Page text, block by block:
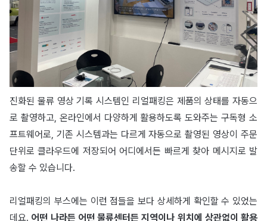
진화된 물류 영상 기록 시스템인 리얼패킹은 제품의 상태를 자동으
로 촬영하고, 온라인에서 다양하게 활용하도록 도와주는 구독형 소
프트웨어로, 기존 시스템과는 다르게 자동으로 촬영된 영상이 주문
단위로 클라우드에 저장되어 어디에서든 빠르게 찾아 메시지로 발
송할 수 있습니다.
리얼패킹의 부스에는 이런 점들을 보다 상세하게 확인할 수 있었는
데요. 어떤 나라든 어떤 물류센터든 지역이나 위치에 상관없이 활용